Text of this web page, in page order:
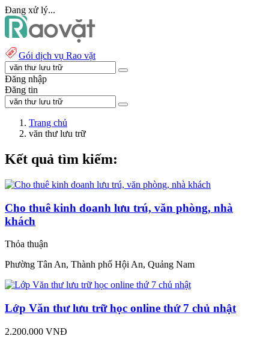
Đang xử lý...
Gói dịch vụ Rao vặt
Đăng nhập
Đăng tin
Trang chủ
văn thư lưu trữ
Kết quả tìm kiếm:
Cho thuê kinh doanh lưu trú, văn phòng, nhà
khách
Thỏa thuận
Phường Tân An, Thành phố Hội An, Quảng Nam
Lớp Văn thư lưu trữ học online thứ 7 chủ nhật
2.200.000 VNĐ